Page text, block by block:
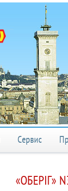
Сервис
«ОБЕРІГ»